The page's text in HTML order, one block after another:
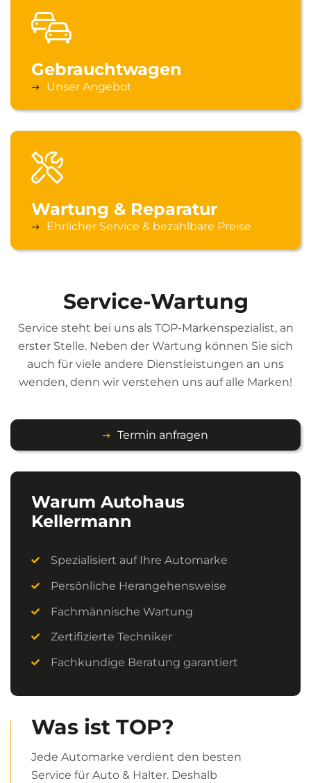
Gebrauchtwagen
Unser Angebot
Wartung & Reparatur
Ehrlicher Service & bezahlbare Preise
Service-Wartung
Service steht bei uns als TOP-Markenspezialist, an
erster Stelle. Neben der Wartung können Sie sich
auch für viele andere Dienstleistungen an uns
wenden, denn wir verstehen uns auf alle Marken!
Termin anfragen
Warum Autohaus
Kellermann
Spezialisiert auf Ihre Automarke
Persönliche Herangehensweise
Fachmännische Wartung
Zertifizierte Techniker
Fachkundige Beratung garantiert
Was ist TOP?
Jede Automarke verdient den besten
Service für Auto & Halter. Deshalb